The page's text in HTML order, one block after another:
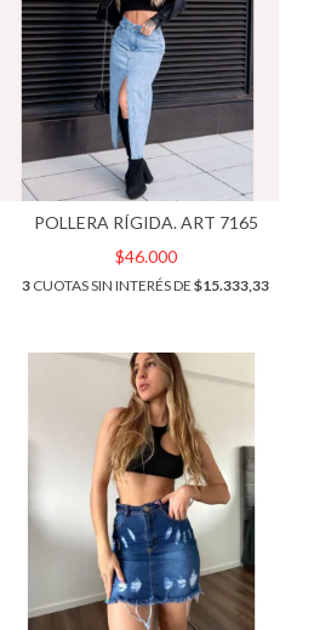
POLLERA RÍGIDA. ART 7165
$46.000
3 CUOTAS SIN INTERÉS DE$15.333,33